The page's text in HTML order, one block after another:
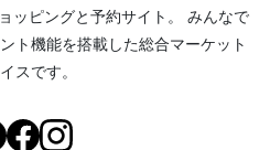
ッピングと予約サイト。
みんなで
ト機能を搭載した総合マーケット
スです。